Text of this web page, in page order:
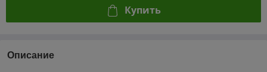
Купить
Описание